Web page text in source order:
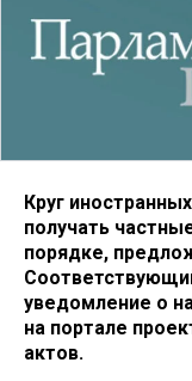
Круг
получать
порядке,
уведомление о
на портале
актов.